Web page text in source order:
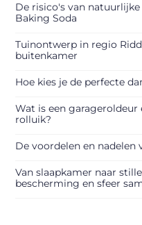
De risico's van
Baking Soda
Tuinontwerp in regio
buitenkamer
Hoe kies je de perfecte
Wat is een
rolluik?
De voordelen en nadelen
Van slaapkamer naar
bescherming en sfeer